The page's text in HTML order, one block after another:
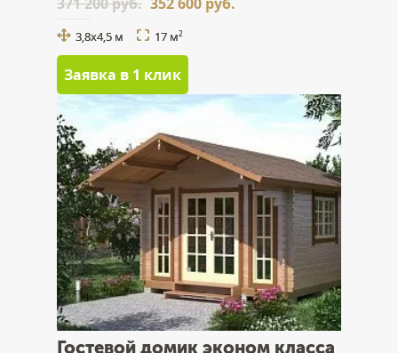
3,8х4,5 м 17 м2
Заявка в 1 клик
Гостевой домик эконом класса